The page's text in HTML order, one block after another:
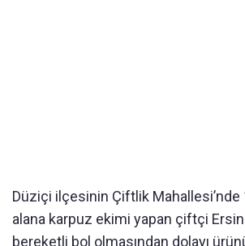
Düziçi ilçesinin Çiftlik Mahallesi’nde
alana karpuz ekimi yapan çiftçi
bereketli bol olmasından dolayı